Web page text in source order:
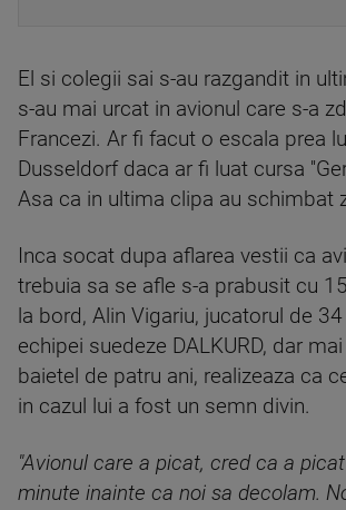
El si colegii sai s-au razgandit in
s-au mai urcat in avionul care s-a
Francezi. Ar fi facut o escala prea
Dusseldorf daca ar fi luat cursa
Asa ca in ultima clipa au schimbat
Inca socat dupa aflarea vestii ca
trebuia sa se afle s-a prabusit cu
la bord, Alin Vigariu, jucatorul de 34
echipei suedeze DALKURD, dar
baietel de patru ani, realizeaza ca
in cazul lui a fost un semn divin.
"Avionul care a picat, cred ca a
minute inainte ca noi sa decolam.